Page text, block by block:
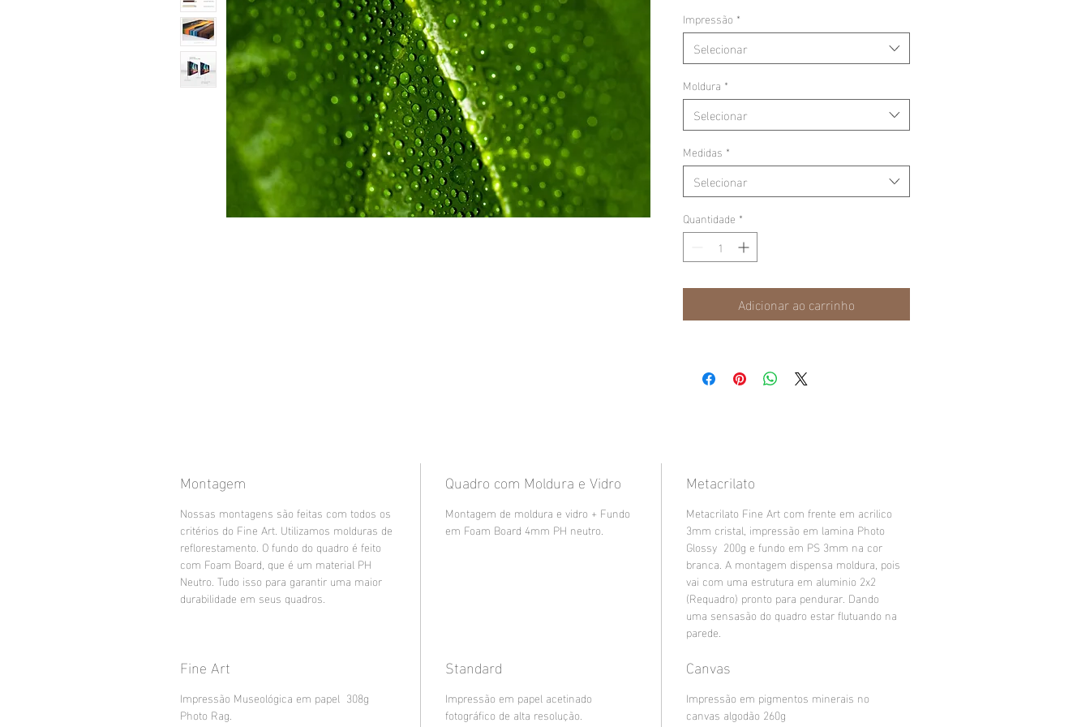
Impressão *
Selecionar
Moldura *
Selecionar
Medidas *
Selecionar
Quantidade *
Adicionar ao carrinho
Montagem
Nossas montagens são feitas com todos os
critérios do Fine Art. Utilizamos molduras de
reflorestamento. O fundo do quadro é feito
com Foam Board, que é um material PH
Neutro. Tudo isso para garantir uma maior
durabilidade em seus quadros.
Quadro com Moldura e Vidro
Montagem de moldura e vidro + Fundo
em Foam Board 4mm PH neutro.
Metacrilato
Metacrilato Fine Art com frente em acrilico
3mm cristal, impressão em lamina Photo
Glossy 200g e fundo em PS 3mm na cor
branca. A montagem dispensa moldura, pois
vai com uma estrutura em aluminio 2x2
(Requadro) pronto para pendurar. Dando
uma sensasão do quadro estar flutuando na
parede.
Fine Art
Impressão Museológica em papel 308g
Photo Rag.
Standard
Impressão em papel acetinado
fotográfico de alta resolução.
Canvas
Impressão em pigmentos minerais no
canvas algodão 260g